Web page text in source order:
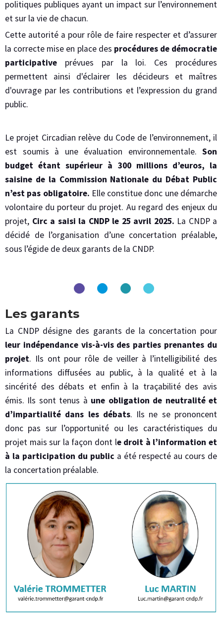
politiques publiques ayant un impact sur l’environnement
et sur la vie de chacun.
Cette autorité a pour rôle de faire respecter et d’assurer
la correcte mise en place des procédures de démocratie
participative prévues par la loi. Ces procédures
permettent ainsi d'éclairer les décideurs et maîtres
d'ouvrage par les contributions et l’expression du grand
public.
Le projet Circadian relève du Code de l’environnement, il
est soumis à une évaluation environnementale. Son
budget étant supérieur à 300 millions d’euros, la
saisine de la Commission Nationale du Débat Public
n’est pas obligatoire. Elle constitue donc une démarche
volontaire du porteur du projet. Au regard des enjeux du
projet, Circ a saisi la CNDP le 25 avril 2025. La CNDP a
décidé de l’organisation d’une concertation préalable,
sous l’égide de deux garants de la CNDP.
Les garants
La CNDP désigne des garants de la concertation pour
leur indépendance vis-à-vis des parties prenantes du
projet. Ils ont pour rôle de veiller à l’intelligibilité des
informations diffusées au public, à la qualité et à la
sincérité des débats et enfin à la traçabilité des avis
émis. Ils sont tenus à une obligation de neutralité et
d’impartialité dans les débats. Ils ne se prononcent
donc pas sur l’opportunité ou les caractéristiques du
projet mais sur la façon dont le droit à l’information et
à la participation du public a été respecté au cours de
la concertation préalable.